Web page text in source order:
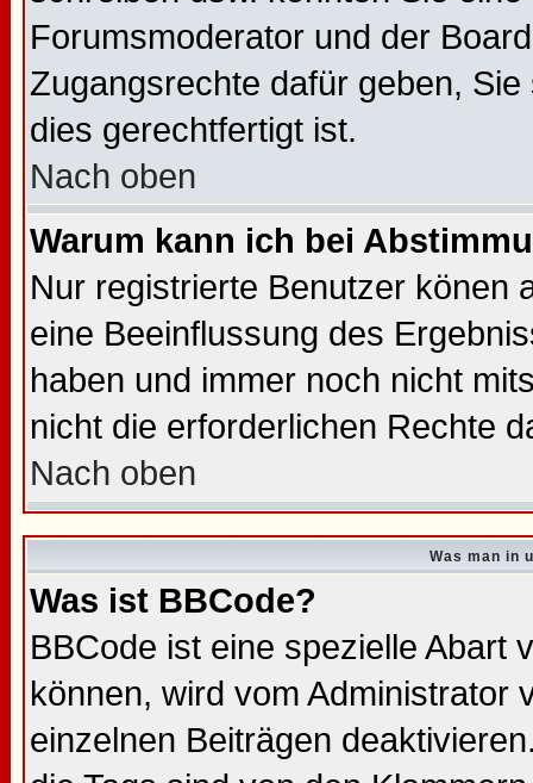
Forumsmoderator und der
Zugangsrechte dafür geben,
dies gerechtfertigt ist.
Nach oben
Warum kann ich bei
Nur registrierte Benutzer könen
eine Beeinflussung des
haben und immer noch nicht
nicht die erforderlichen Rechte
Nach oben
Was man in
Was ist BBCode?
BBCode ist eine spezielle Abart
können, wird vom Administrator
einzelnen Beiträgen